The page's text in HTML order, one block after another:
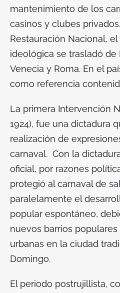
mantenimiento de los
casinos y clubes
Restauración Nacional,
ideológica se trasladó de
Venecia y Roma. En el
como referencia
La primera Intervención
1924), fue una dictadura
realización de
carnaval. Con la
oficial, por razones
protegió al carnaval de
paralelamente el
popular espontáneo,
nuevos barrios
urbanas en la ciudad
Domingo.
El periodo postrujillista,